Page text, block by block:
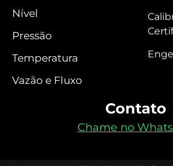
Nível
Pressão
Temperatura
Vazão e Fluxo
Contato
Chame no